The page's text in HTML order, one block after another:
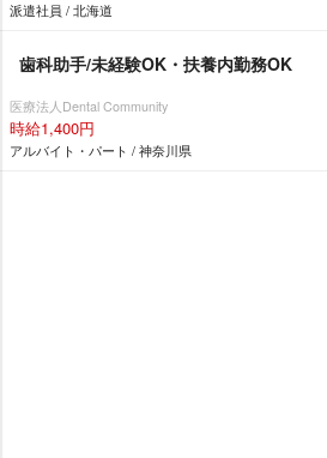
派遣社員 / 北海道
歯科助手/未経験OK・扶養内勤務OK
医療法人Dental Community
時給1,400円
アルバイト・パート / 神奈川県